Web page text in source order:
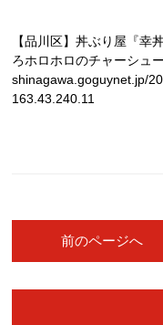
【品川区】丼ぶり屋『
ろホロホロのチャーシュ
shinagawa.goguynet.jp/
163.43.240.11
前のページへ